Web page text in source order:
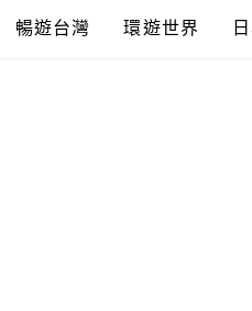
暢遊台灣 環遊世界